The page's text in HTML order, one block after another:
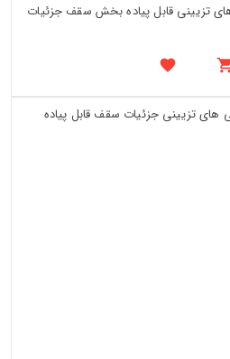
تزیینی قابل پیاده بخش سقف جزئیات